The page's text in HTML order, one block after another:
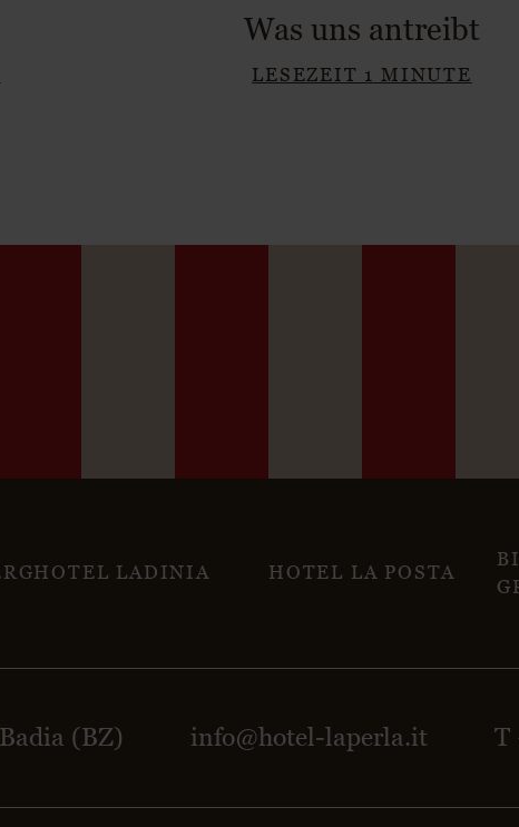
Was uns antreibt
LESEZEIT 1 MINUTE
LADINIA HOTEL LA POSTA
(BZ) info@hotel-laperla.it T